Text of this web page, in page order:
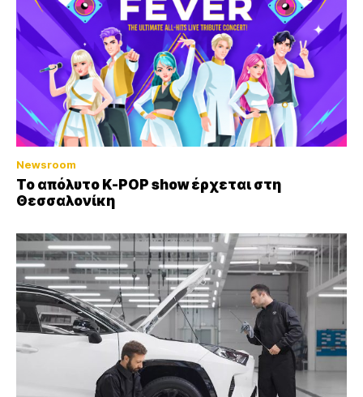
Newsroom
Το απόλυτο K-POP show έρχεται στη
Θεσσαλονίκη